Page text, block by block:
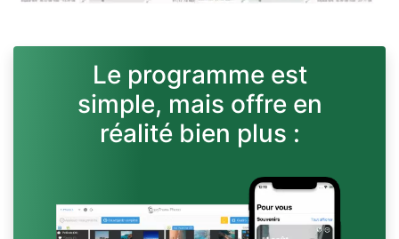
Le programme est
simple, mais offre en
réalité bien plus :